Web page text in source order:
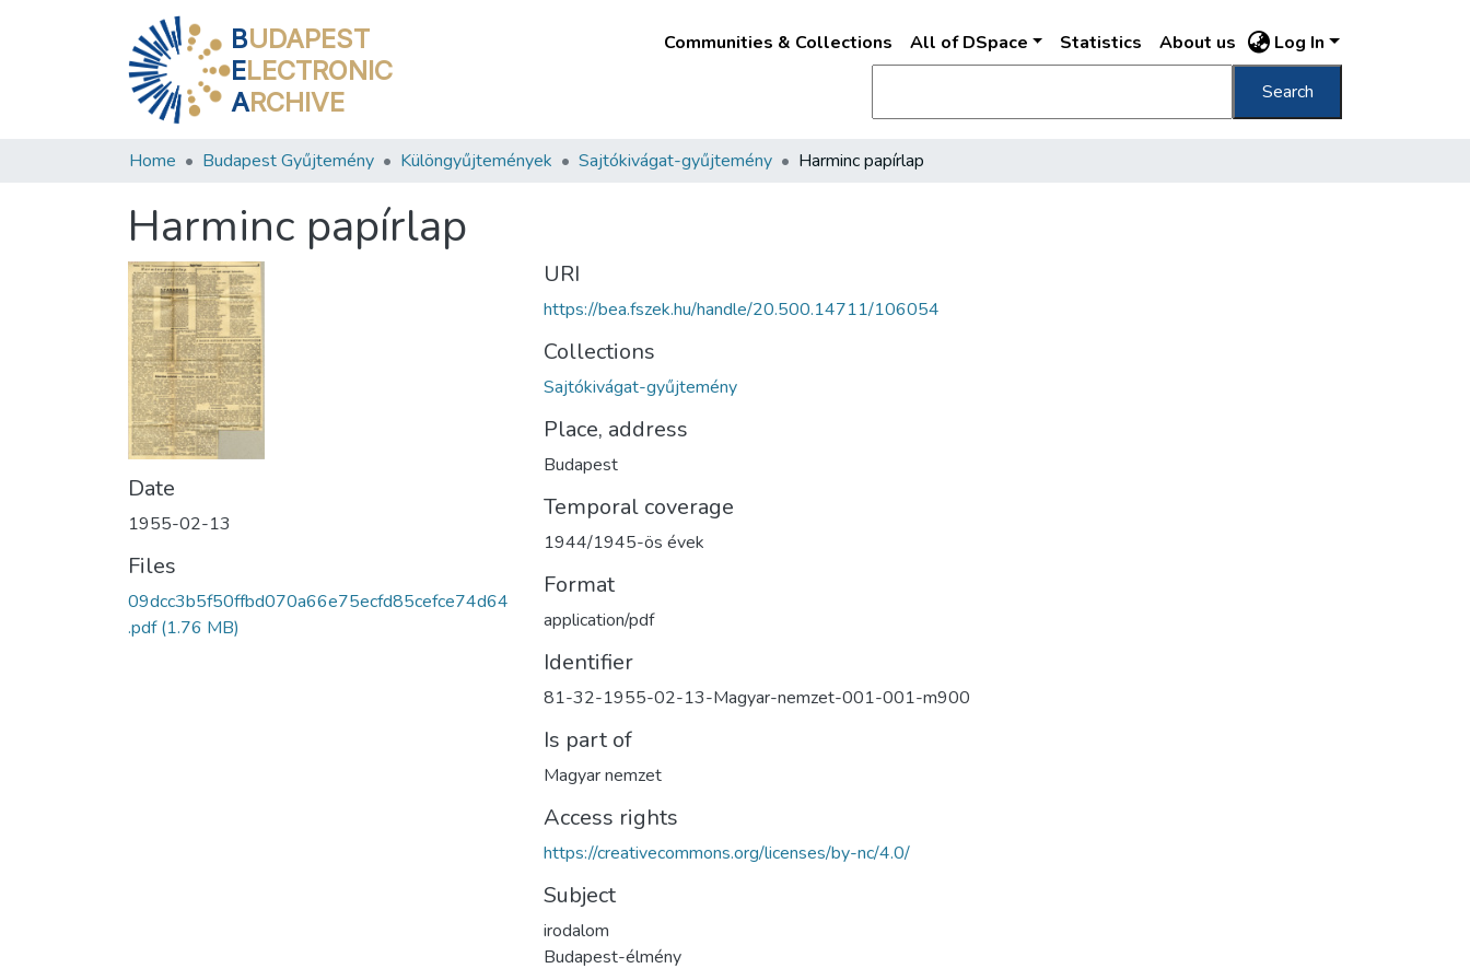
BUDAPEST
ELECTRONIC
ARCHIVE
Communities & Collections All of DSpace Statistics About us Log In
Search
Home Budapest Gyűjtemény Különgyűjtemények Sajtókivágat-gyűjtemény Harminc papírlap
Harminc papírlap
Date
1955-02-13
Files
09dcc3b5f50ffbd070a66e75ecfd85cefce74d64
.pdf(1.76 MB)
URI
https://bea.fszek.hu/handle/20.500.14711/106054
Collections
Sajtókivágat-gyűjtemény
Place, address
Budapest
Temporal coverage
1944/1945-ös évek
Format
application/pdf
Identifier
81-32-1955-02-13-Magyar-nemzet-001-001-m900
Is part of
Magyar nemzet
Access rights
https://creativecommons.org/licenses/by-nc/4.0/
Subject
irodalom
Budapest-élmény